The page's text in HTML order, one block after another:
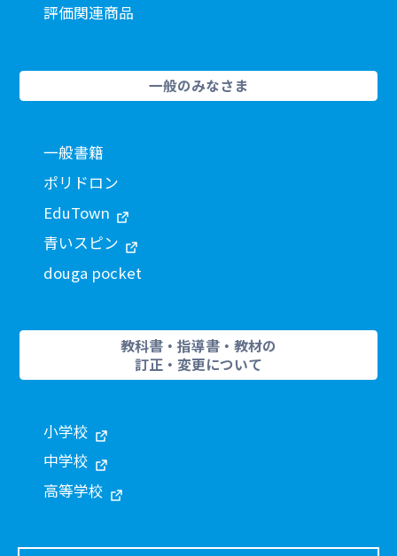
評価関連商品
一般のみなさま
一般書籍
ポリドロン
EduTown
青いスピン
douga pocket
教科書・指導書・教材の
訂正・変更について
小学校
中学校
高等学校